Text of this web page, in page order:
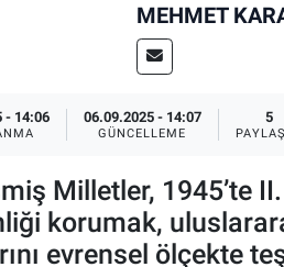
MEHMET
- 14:06 06.09.2025 - 14:07
GÜNCELLEME
5
Milletler, 1945’te
korumak,
evrensel ölçekte